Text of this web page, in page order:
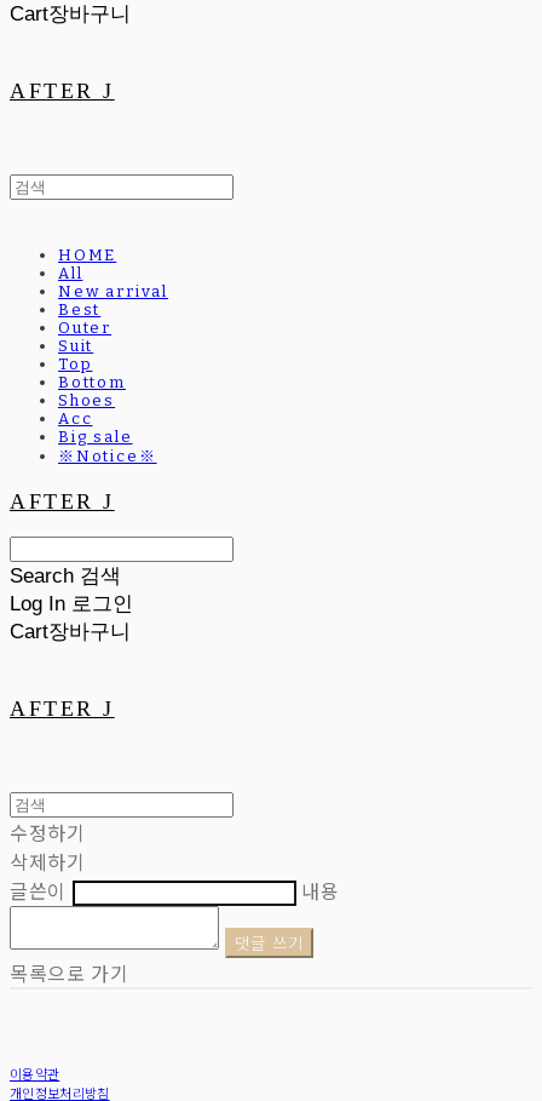
Cart장바구니
AFTER J
HOME
All
New arrival
Best
Outer
Suit
Top
Bottom
Shoes
Acc
Big sale
※Notice※
AFTER J
Search 검색
Log In 로그인
Cart장바구니
AFTER J
수정하기
삭제하기
글쓴이
내용
댓글 쓰기
목록으로 가기
이용약관
개인정보처리방침